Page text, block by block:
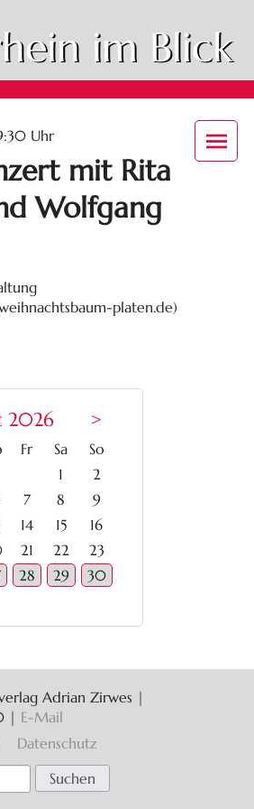
im Blick
Uhr
mit Rita
Wolfgang
platen.de)
2026 >
nnerstag
Freitag
Samstag
Sonntag
1
2
7 8
9
14 15
16
21 22
23
28 29
30
Adrian Zirwes |
| E-Mail
Datenschutz